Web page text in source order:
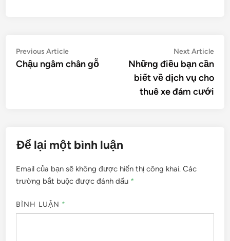
Điều
hướng
Previous ArticlePrevious
article:
Chậu ngâm chân gỗ
Next Article
Những điều bạn cần
biết về dịch vụ cho
thuê xe đám cưới
Để lại một bình luận
Email của bạn sẽ không được hiển thị công khai. Các
trường bắt buộc được đánh dấu *
BÌNH LUẬN *